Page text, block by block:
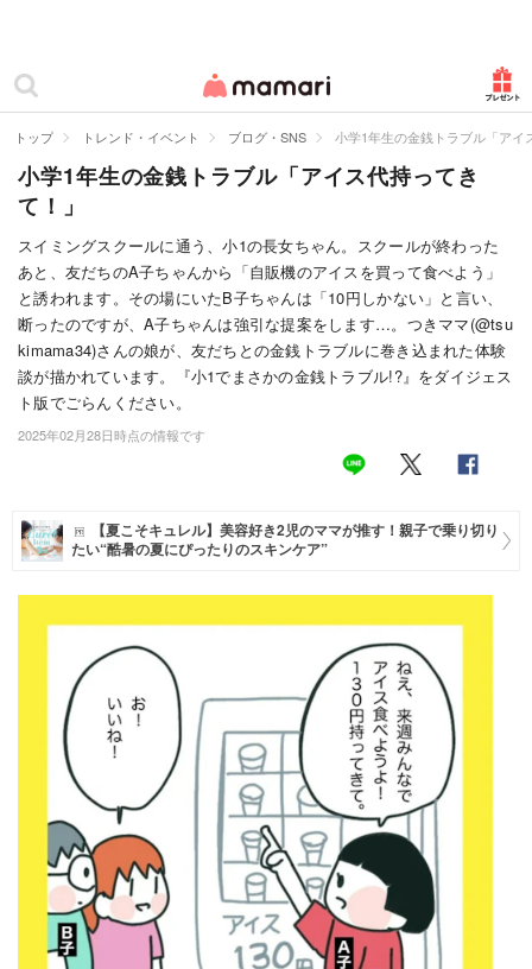
ママリ
カテゴリー一覧
妊娠
出産
赤ちゃん・育児
子育て・家族
病院
住まい
トレンド・イベント
トップ トレンド・イベント ブログ・SNS 小学1年生の金銭トラブル「アイ
小学1年生の金銭トラブル「アイス代持ってき
て！」
スイミングスクールに通う、小1の長女ちゃん。スクールが終わった
あと、友だちのA子ちゃんから「自販機のアイスを買って食べよう」
と誘われます。その場にいたB子ちゃんは「10円しかない」と言い、
断ったのですが、A子ちゃんは強引な提案をします…。つきママ(@tsu
kimama34)さんの娘が、友だちとの金銭トラブルに巻き込まれた体験
談が描かれています。『小1でまさかの金銭トラブル!?』をダイジェス
ト版でごらんください。
2025年02月28日時点の情報です
【夏こそキュレル】美容好き2児のママが推す！親子で乗り切り
たい“酷暑の夏にぴったりのスキンケア”